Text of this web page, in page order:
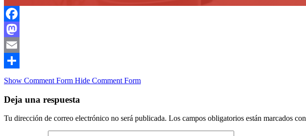
Facebook
Mastodon
Email
Compartir
Show Comment Form Hide Comment Form
Deja una respuesta
Tu dirección de correo electrónico no será publicada. Los campos obligatorios están marcados con